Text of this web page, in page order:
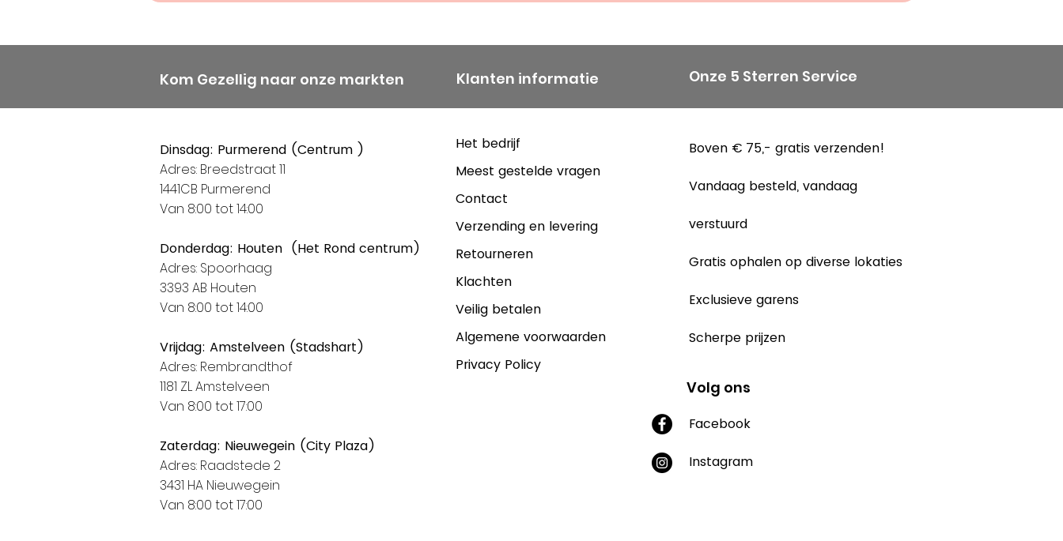
Kom Gezellig naar onze markten Klanten informatie Onze 5 Sterren Service
Dinsdag: Purmerend (Centrum )
Adres: Breedstraat 11
1441CB Purmerend
Van 8:00 tot 14:00
Donderdag: Houten (Het Rond centrum)
Adres: Spoorhaag
3393 AB Houten
Van 8:00 tot 14:00
Vrijdag: Amstelveen (Stadshart)
Adres: Rembrandthof
1181 ZL Amstelveen
Van 8:00 tot 17:00
Zaterdag: Nieuwegein (City Plaza)
Adres: Raadstede 2
3431 HA Nieuwegein
Van 8:00 tot 17:00
Het bedrijf
Meest gestelde vragen
Contact
Verzending en levering
Retourneren
Klachten
Veilig betalen
Algemene voorwaarden
Privacy Policy
Boven € 75,- gratis verzenden!
Vandaag besteld, vandaag
verstuurd
Gratis ophalen op diverse lokaties
Exclusieve garens
Scherpe prijzen
Volg ons
Facebook
Instagram